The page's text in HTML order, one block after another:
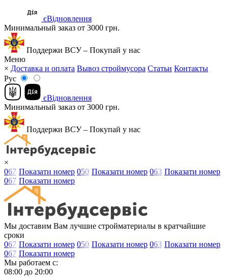
єВідновлення
Минимальный заказ от 3000 грн.
Поддержи ВСУ – Покупай у нас
Меню
× Доставка и оплата Вывоз строймусора Статьи Контакты
Рус
єВідновлення
Минимальный заказ от 3000 грн.
Поддержи ВСУ – Покупай у нас
×
067 Показати номер 050 Показати номер 063 Показати номер
067 Показати номер
Мы доставим Вам лучшие стройматериалы в кратчайшие
сроки
067 Показати номер 050 Показати номер 063 Показати номер
067 Показати номер
Мы работаем с:
08:00 до 20:00